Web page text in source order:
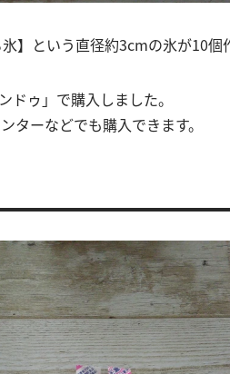
】という直径約3cmの氷が10個
ゥ」で購入しました。
ターなどでも購入できます。